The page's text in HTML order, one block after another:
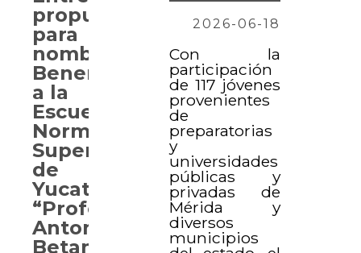
2026-06-18
Con la
participación
de 117 jóvenes
provenientes
de
preparatorias
y
universidades
públicas y
privadas de
Mérida y
diversos
municipios
propuesta
para
nombrar
Benemérita
a la
Escuela
Normal
Superior
de
Yucatán
“Profesor
Antonio
Betancourt